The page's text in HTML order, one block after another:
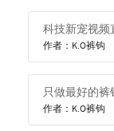
科技新宠视频
作者：K.O裤钩
只做最好的裤
作者：K.O裤钩